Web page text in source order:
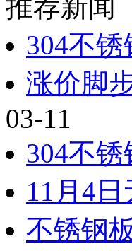
推荐新闻
304不
涨价脚
03-11
304不
11月4
不锈钢